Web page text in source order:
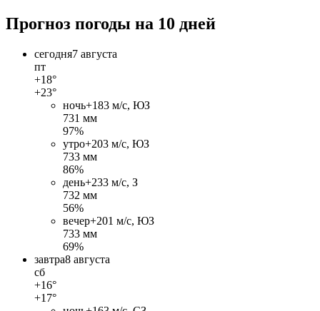
Прогноз погоды на 10 дней
сегодня7 августа
пт
+18°
+23°
ночь+183 м/c, ЮЗ
731 мм
97%
утро+203 м/c, ЮЗ
733 мм
86%
день+233 м/c, З
732 мм
56%
вечер+201 м/c, ЮЗ
733 мм
69%
завтра8 августа
сб
+16°
+17°